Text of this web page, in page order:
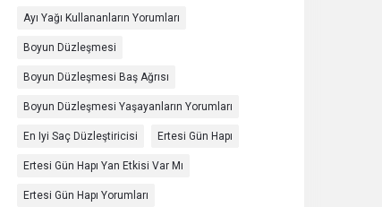
Ayı Yağı Kullananların Yorumları
Boyun Düzleşmesi
Boyun Düzleşmesi Baş Ağrısı
Boyun Düzleşmesi Yaşayanların Yorumları
En Iyi Saç Düzleştiricisi Ertesi Gün Hapı
Ertesi Gün Hapı Yan Etkisi Var Mı
Ertesi Gün Hapı Yorumları